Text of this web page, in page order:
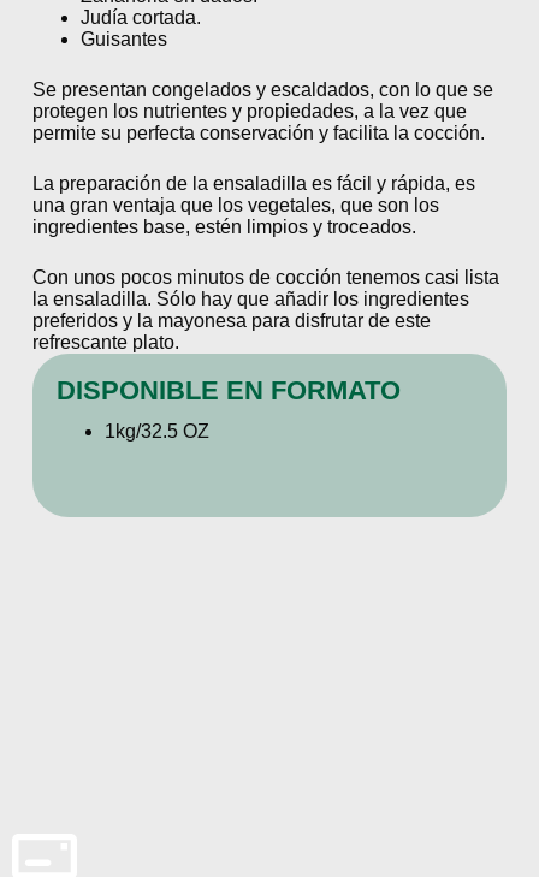
Judía cortada.
Guisantes
Se presentan congelados y escaldados, con lo que se
protegen los nutrientes y propiedades, a la vez que
permite su perfecta conservación y facilita la cocción.
La preparación de la ensaladilla es fácil y rápida, es
una gran ventaja que los vegetales, que son los
ingredientes base, estén limpios y troceados.
Con unos pocos minutos de cocción tenemos casi lista
la ensaladilla. Sólo hay que añadir los ingredientes
preferidos y la mayonesa para disfrutar de este
refrescante plato.
DISPONIBLE EN FORMATO
1kg/32.5 OZ